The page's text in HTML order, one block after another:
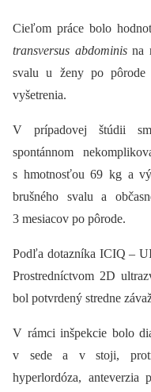
Cieľom práce bolo
transversus abdominisna
svalu u ženy po pôrode
vyšetrenia.
V prípadovej štúdii
spontánnom
s hmotnosťou 69 kg a
brušného svalu a
3 mesiacov po pôrode.
Podľa dotazníka ICIQ –⁠
Prostredníctvom 2D
bol potvrdený stredne
V rámci inšpekcie bolo
v sede a v stoji,
hyperlordóza, anteverzia